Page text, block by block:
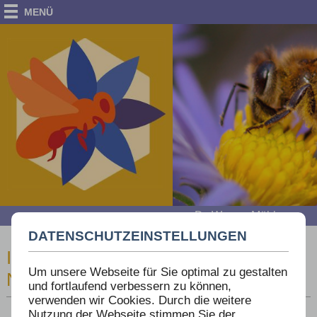
DATENSCHUTZEINSTELLUNGEN
Um unsere Webseite für Sie optimal zu gestalten
und fortlaufend verbessern zu können,
verwenden wir Cookies. Durch die weitere
MENÜ
Die Bienen-Bücherei am EichenwaldDr. Werner Mühlen
IMKEREI, BETRIEBSWEISEN,
NÜTZLICHES